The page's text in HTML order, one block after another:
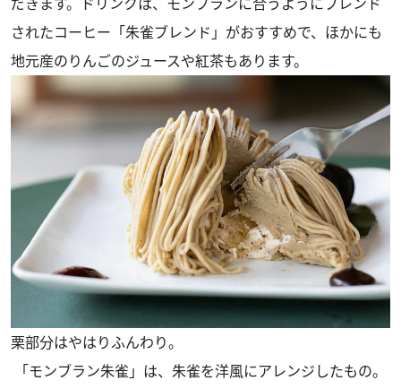
されたコーヒー「朱雀ブレンド」がおすすめで、ほかにも
地元産のりんごのジュースや紅茶もあります。
栗部分はやはりふんわり。
「モンブラン朱雀」は、朱雀を洋風にアレンジしたもの。